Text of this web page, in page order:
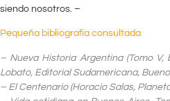
siendo nosotros. –
Pequeña bibliografía consultada
– Nueva Historia Argentina (Tomo
Lobato, Editorial Sudamericana,
– El Centenario (Horacio Salas,